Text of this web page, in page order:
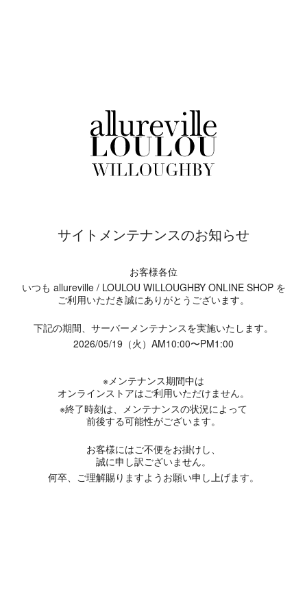
サイトメンテナンスのお知らせ
お客様各位
いつも allureville / LOULOU WILLOUGHBY ONLINE SHOP を
ご利用いただき誠にありがとうございます。
下記の期間、サーバーメンテナンスを実施いたします。
2026/05/19（火）AM10:00〜PM1:00
※メンテナンス期間中は
オンラインストアはご利用いただけません。
※終了時刻は、メンテナンスの状況によって
前後する可能性がございます。
お客様にはご不便をお掛けし、
誠に申し訳ございません。
何卒、ご理解賜りますようお願い申し上げます。